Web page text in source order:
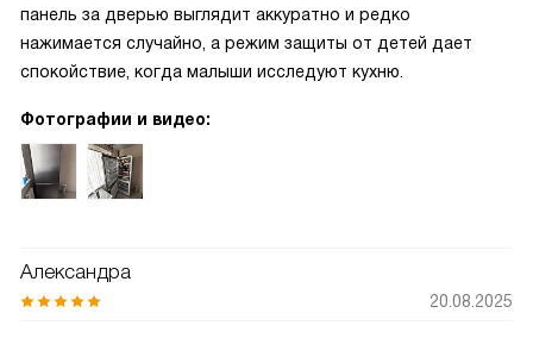
панель за дверью выглядит аккуратно и редко
нажимается случайно, а режим защиты от детей дает
спокойствие, когда малыши исследуют кухню.
Фотографии и видео:
Александра
20.08.2025